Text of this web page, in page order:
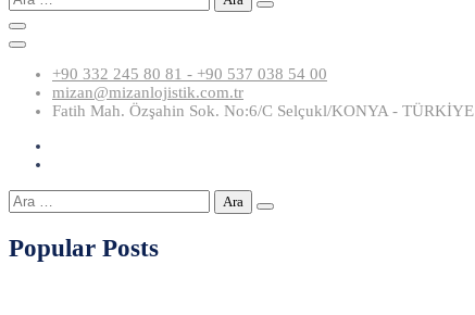
+90 332 245 80 81 - +90 537 038 54 00
mizan@mizanlojistik.com.tr
Fatih Mah. Özşahin Sok. No:6/C Selçukl/KONYA - TÜRKİYE
Arama:
Popular Posts